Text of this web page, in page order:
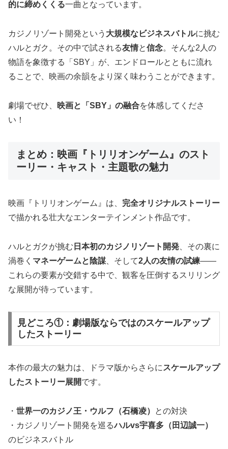
的に締めくくる一曲となっています。
カジノリゾート開発という 大規模なビジネスバトルに挑む
ハルとガク。その中で試される友情と信念。そんな2人の
物語を象徴する「SBY」が、エンドロールとともに流れ
ることで、映画の余韻をより深く味わうことができます。
劇場でぜひ、 映画と「SBY」の融合を体感してくださ
い！
まとめ：映画『トリリオンゲーム』のスト
ーリー・キャスト・主題歌の魅力
映画『トリリオンゲーム』は、 完全オリジナルストーリー
で描かれる壮大なエンターテインメント作品です。
ハルとガクが挑む 日本初のカジノリゾート開発 、その裏に
渦巻く マネーゲームと陰謀 、そして2人の友情の試練——
これらの要素が交錯する中で、観客を圧倒するスリリング
な展開が待っています。
見どころ①：劇場版ならではのスケールアップ
したストーリー
本作の最大の魅力は、ドラマ版からさらに スケールアップ
したストーリー展開です。
・ 世界一のカジノ王・ウルフ（石橋凌）
との対決
・カジノリゾート開発を巡るハルvs宇喜多（田辺誠一）
のビジネスバトル